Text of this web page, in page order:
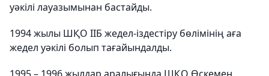
уәкілі лауазымынан бастайды.
1994 жылы ШҚО ІІБ жедел-іздестіру бөлімінің аға
жедел уәкілі болып тағайындалды.